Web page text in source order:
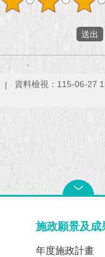
資料檢視：115-06-27
施政願景及成
年度施政計畫